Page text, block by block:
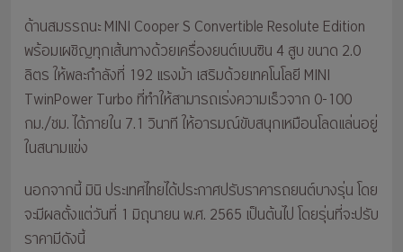
ด้านสมรรถนะ MINI Cooper S Convertible Resolute Edition
พร้อมเผชิญทุกเส้นทางด้วยเครื่องยนต์เบนซิน 4 สูบ ขนาด 2.0
ลิตร ให้พละกำลังที่ 192 แรงม้า เสริมด้วยเทคโนโลยี MINI
TwinPower Turbo ที่ทำให้สามารถเร่งความเร็วจาก 0-100
กม./ชม. ได้ภายใน 7.1 วินาที ให้อารมณ์ขับสนุกเหมือนโลดแล่นอยู่
ในสนามแข่ง
นอกจากนี้ มินิ ประเทศไทยได้ประกาศปรับราคารถยนต์บางรุ่น โดย
จะมีผลตั้งแต่วันที่ 1 มิถุนายน พ.ศ. 2565 เป็นต้นไป โดยรุ่นที่จะปรับ
ราคามีดังนี้